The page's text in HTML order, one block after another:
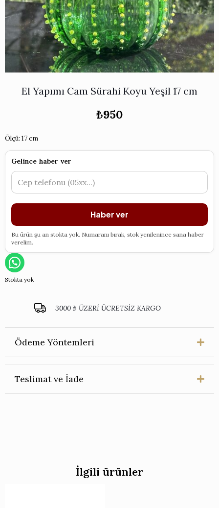
El Yapımı Cam Sürahi Koyu Yeşil 17 cm
₺950
Ölçü: 17 cm
Gelince haber ver
Haber ver
Bu ürün şu an stokta yok. Numaranı bırak, stok yenilenince sana haber
verelim.
Stokta yok
3000 ₺ ÜZERİ ÜCRETSİZ KARGO
Ödeme Yöntemleri
Teslimat ve İade
İlgili ürünler
›
& Karaflar ›
Pasta Sunum Setleri ›
›
› ›
›
›
›
Koleksiyonu ›
Servis Ürünleri ›
Tepsiler ›
İncele ›
İncele ›